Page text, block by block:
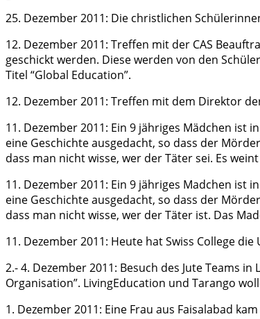
25. Dezember 2011: Die christlichen
12. Dezember 2011: Treffen mit der CAS
geschickt werden. Diese werden von den
Titel “Global Education”.
12. Dezember 2011: Treffen mit dem Direktor
11. Dezember 2011: Ein 9 jähriges Mädchen ist
eine Geschichte ausgedacht, so dass der
dass man nicht wisse, wer der Täter sei. Es
11. Dezember 2011: Ein 9 jähriges Madchen ist
eine Geschichte ausgedacht, so dass der
dass man nicht wisse, wer der Täter ist. Das
11. Dezember 2011: Heute hat Swiss College
2.- 4. Dezember 2011: Besuch des Jute Teams
Organisation”. LivingEducation und Tarango
1. Dezember 2011: Eine Frau aus Faisalabad